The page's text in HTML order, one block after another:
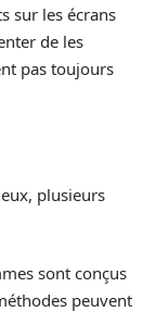
sur les écrans
de les
pas toujours
plusieurs
sont conçus
peuvent